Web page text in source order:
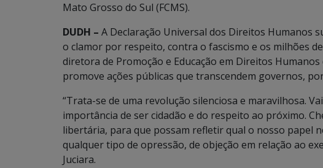
Mato Grosso do Sul (FCMS).
DUDH – A Declaração Universal dos Direitos Humanos
o clamor por respeito, contra o fascismo e os milhões
diretora de Promoção e Educação em Direitos
promove ações públicas que transcendem governos,
“Trata-se de uma revolução silenciosa e maravilhosa.
importância de ser cidadão e do respeito ao próximo.
libertária, para que possam refletir qual o nosso papel
qualquer tipo de opressão, de objeção em relação ao
Juciara.